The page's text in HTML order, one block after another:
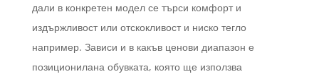
дали в конкретен модел се търси комфорт и
издържливост или отскокливост и ниско тегло
например. Зависи и в какъв ценови диапазон е
позиционилана обувката, която ще използва